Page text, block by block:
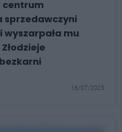
centrum
sprzedawczyni
wyszarpała mu
16/07/2025